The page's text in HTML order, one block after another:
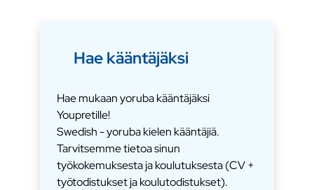
Hae kääntäjäksi
Hae mukaan yoruba kääntäjäksi
Youpretille!
Swedish - yoruba kielen kääntäjiä.
Tarvitsemme tietoa sinun
työkokemuksesta ja koulutuksesta (CV +
työtodistukset ja koulutodistukset).